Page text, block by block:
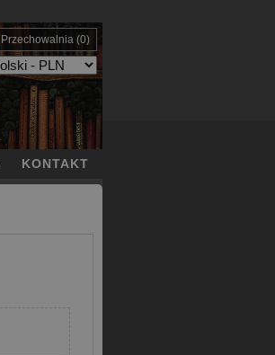
Przechowalnia (0)
KONTAKT